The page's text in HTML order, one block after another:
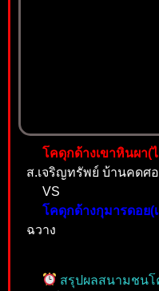
โคดุกด้างเขาหินผา(
ส.เจริญทรัพย์ บ้านคดศ
VS
โคดุกด้างกุมารดอย(
ฉวาง
สรุปผลสนามชนโ